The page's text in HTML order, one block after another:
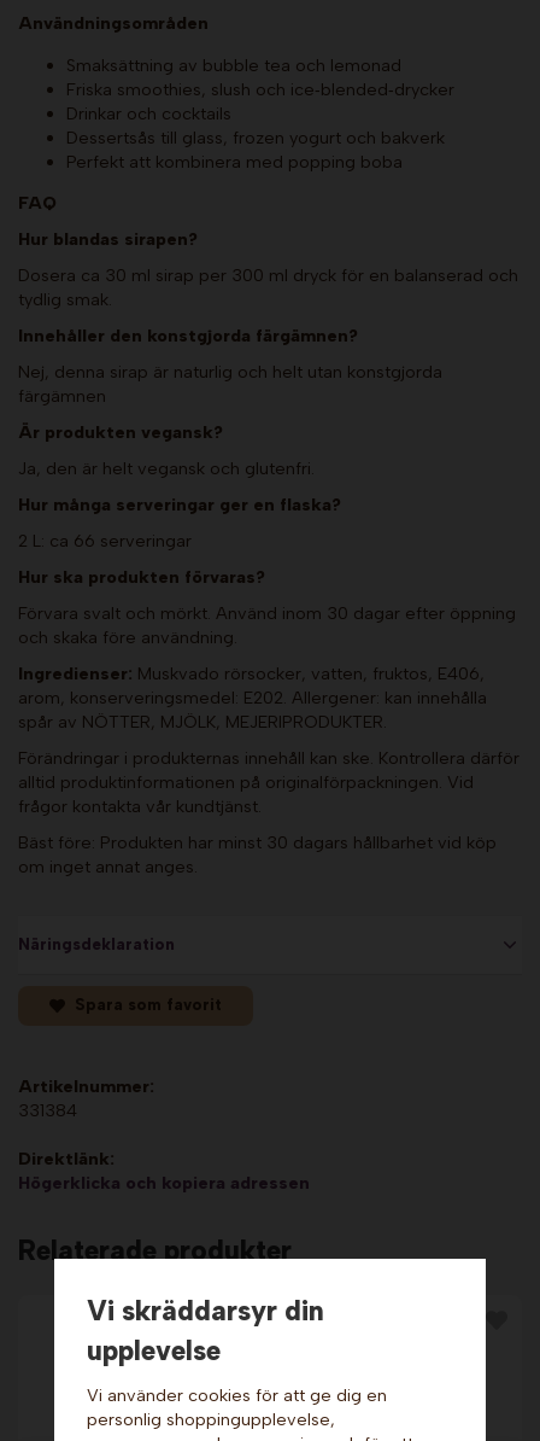
Näringsdeklaration
Användningsområden
Smaksättning av bubble tea och lemonad
Friska smoothies, slush och ice‑blended‑drycker
Drinkar och cocktails
Dessertsås till glass, frozen yogurt och bakverk
Perfekt att kombinera med popping boba
FAQ
Hur blandas sirapen?
Dosera ca 30 ml sirap per 300 ml dryck för en balanserad och
tydlig smak.
Innehåller den konstgjorda färgämnen?
Nej, denna sirap är naturlig och helt utan konstgjorda
färgämnen
Är produkten vegansk?
Ja, den är helt vegansk och glutenfri.
Hur många serveringar ger en flaska?
2 L: ca 66 serveringar
Hur ska produkten förvaras?
Förvara svalt och mörkt. Använd inom 30 dagar efter öppning
och skaka före användning.
Ingredienser: Muskvado rörsocker, vatten, fruktos, E406,
arom, konserveringsmedel: E202. Allergener: kan innehålla
spår av NÖTTER, MJÖLK, MEJERIPRODUKTER.
Förändringar i produkternas innehåll kan ske. Kontrollera därför
alltid produktinformationen på originalförpackningen. Vid
frågor kontakta vår kundtjänst.
Bäst före: Produkten har minst 30 dagars hållbarhet vid köp
om inget annat anges.
Spara som favorit
Artikelnummer:
331384
Direktlänk:
Högerklicka och kopiera adressen
Relaterade produkter
Vi skräddarsyr din
upplevelse
Vi använder cookies för att ge dig en
personlig shoppingupplevelse,